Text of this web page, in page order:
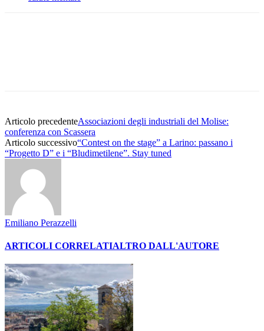
Articolo precedenteAssociazioni degli industriali del Molise:
conferenza con Scassera
Articolo successivo“Contest on the stage” a Larino: passano i
“Progetto D” e i “Bludimetilene”. Stay tuned
Emiliano Perazzelli
ARTICOLI CORRELATIALTRO DALL'AUTORE